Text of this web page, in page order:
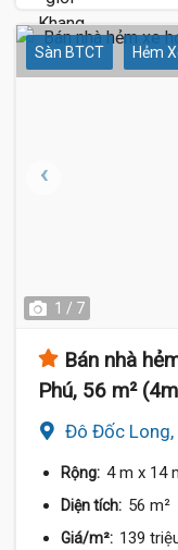
Sàn BTCT Hẻm
1 / 7
Bán nhà
Phú, 56 m²
Đô Đốc Long,
Rộng: 4 m x 14
Diện tích: 56 m²
Giá/m²: 139